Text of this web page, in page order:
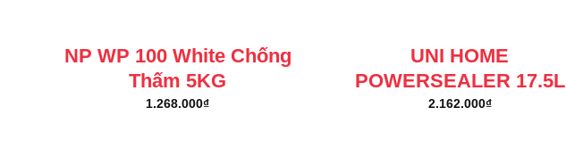
NP WP 100 White Chống
Thấm 5KG
1.268.000₫
UNI HOME
POWERSEALER 17.5L
2.162.000₫